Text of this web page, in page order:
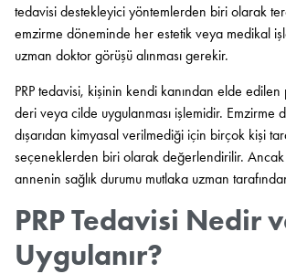
tedavisi destekleyici yöntemlerden biri olarak
emzirme döneminde her estetik veya medikal
uzman doktor görüşü alınması gerekir.
PRP tedavisi, kişinin kendi kanından elde edilen
deri veya cilde uygulanması işlemidir. Emzirme
dışarıdan kimyasal verilmediği için birçok kişi
seçeneklerden biri olarak değerlendirilir.
annenin sağlık durumu mutlaka uzman
PRP Tedavisi Nedir
Uygulanır?